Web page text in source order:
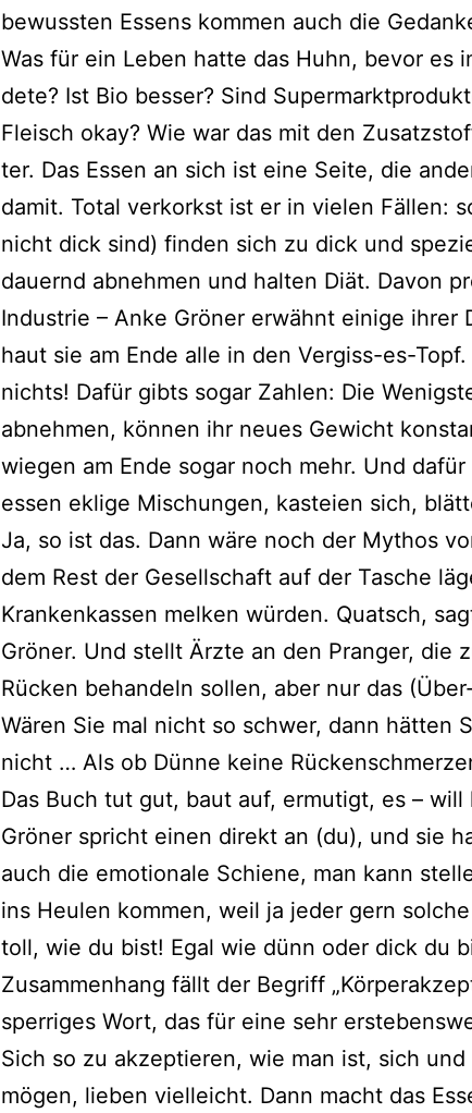
bewuss­ten Essens kom­men auch die
Was für ein Leben hat­te das Huhn, bevor es
de­te? Ist Bio bes­ser? Sind
Fleisch okay? Wie war das mit den
ter. Das Essen an sich ist eine Seite, die
damit. Total ver­korkst ist er in vie­len Fällen:
nicht dick sind) fin­den sich zu dick und
dau­ernd abneh­men und hal­ten Diät. Davon
Industrie – Anke Gröner erwähnt eini­ge ihrer
haut sie am Ende alle in den Vergiss-es-
nichts! Dafür gibts sogar Zahlen: Die
abneh­men, kön­nen ihr neu­es Gewicht
wie­gen am Ende sogar noch mehr. Und
essen ekli­ge Mischungen, kas­tei­en sich,
Ja, so ist das. Dann wäre noch der Mythos
dem Rest der Gesellschaft auf der Tasche
Krankenkassen mel­ken wür­den. Quatsch,
Gröner. Und stellt Ärzte an den Pranger, die
Rücken behan­deln sol­len, aber nur das
Wären Sie mal nicht so schwer, dann hät­ten
nicht … Als ob Dünne kei­ne
Das Buch tut gut, baut auf, ermu­tigt, es – will
Gröner spricht einen direkt an (du), und sie
auch die emo­tio­na­le Schiene, man kann
ins Heulen kom­men, weil ja jeder gern
toll, wie du bist! Egal wie dünn oder dick du
Zusammenhang fällt der Begriff
sper­ri­ges Wort, das für eine sehr
Sich so zu akzep­tie­ren, wie man ist, sich und
mögen, lie­ben viel­leicht. Dann macht das